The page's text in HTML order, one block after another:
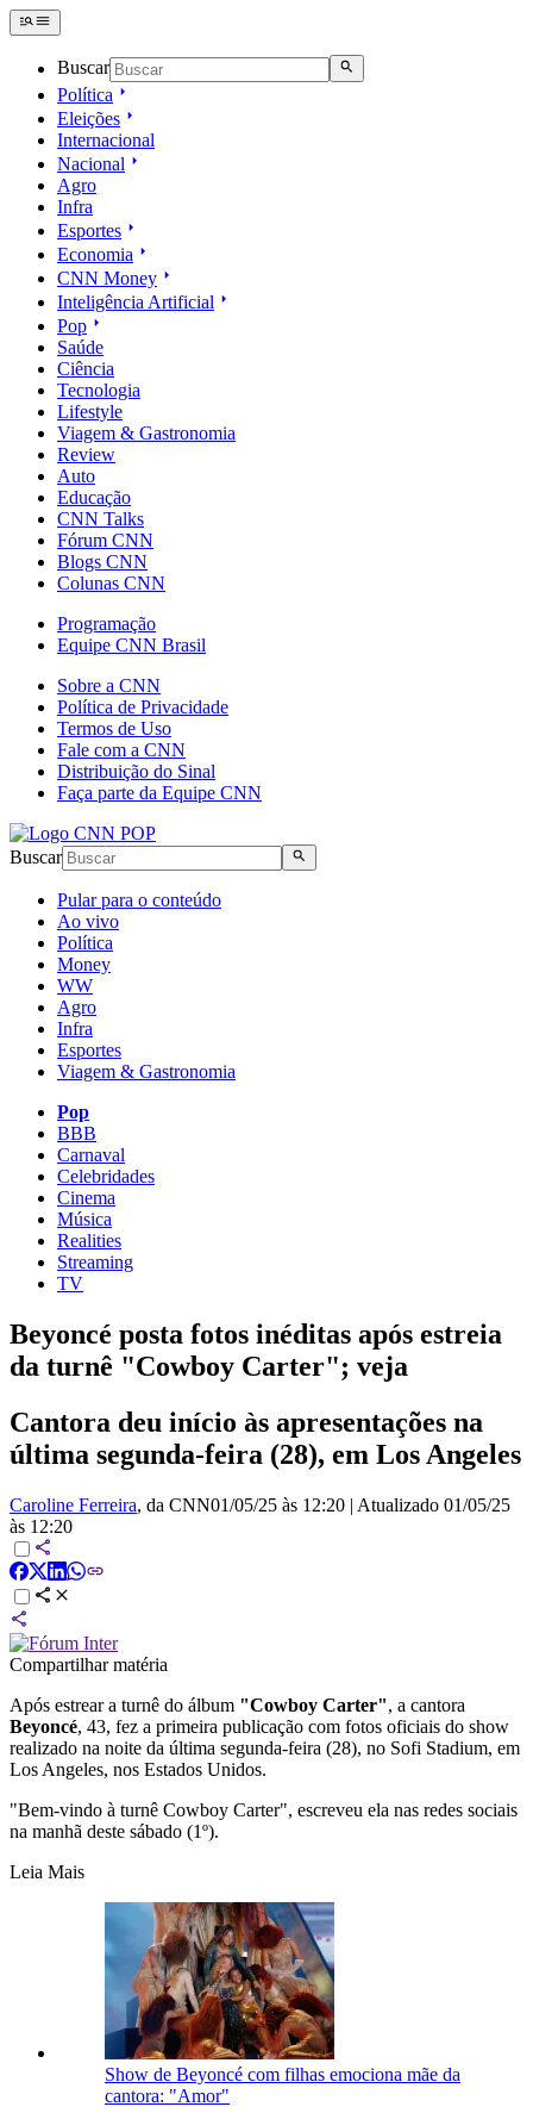
Buscar
Política
Eleições
Internacional
Nacional
Agro
Infra
Esportes
Economia
CNN Money
Inteligência Artificial
Pop
Saúde
Ciência
Tecnologia
Lifestyle
Viagem & Gastronomia
Review
Auto
Educação
CNN Talks
Fórum CNN
Blogs CNN
Colunas CNN
Programação
Equipe CNN Brasil
Sobre a CNN
Política de Privacidade
Termos de Uso
Fale com a CNN
Distribuição do Sinal
Faça parte da Equipe CNN
Buscar
Pular para o conteúdo
Ao vivo
Política
Money
WW
Agro
Infra
Esportes
Viagem & Gastronomia
Pop
BBB
Carnaval
Celebridades
Cinema
Música
Realities
Streaming
TV
Beyoncé posta fotos inéditas após estreia
da turnê "Cowboy Carter"; veja
Cantora deu início às apresentações na
última segunda-feira (28), em Los Angeles
Caroline Ferreira, da CNN01/05/25 às 12:20 | Atualizado 01/05/25
às 12:20
Compartilhar matéria
Após estrear a turnê do álbum "Cowboy Carter", a cantora
Beyoncé, 43, fez a primeira publicação com fotos oficiais do show
realizado na noite da última segunda-feira (28), no Sofi Stadium, em
Los Angeles, nos Estados Unidos.
"Bem-vindo à turnê Cowboy Carter", escreveu ela nas redes sociais
na manhã deste sábado (1º).
Leia Mais
Show de Beyoncé com filhas emociona mãe da
cantora: "Amor"